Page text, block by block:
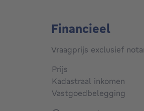
Financieel
Vraagprijs exclusief
Prijs
Kadastraal inkomen
Vastgoedbelegging